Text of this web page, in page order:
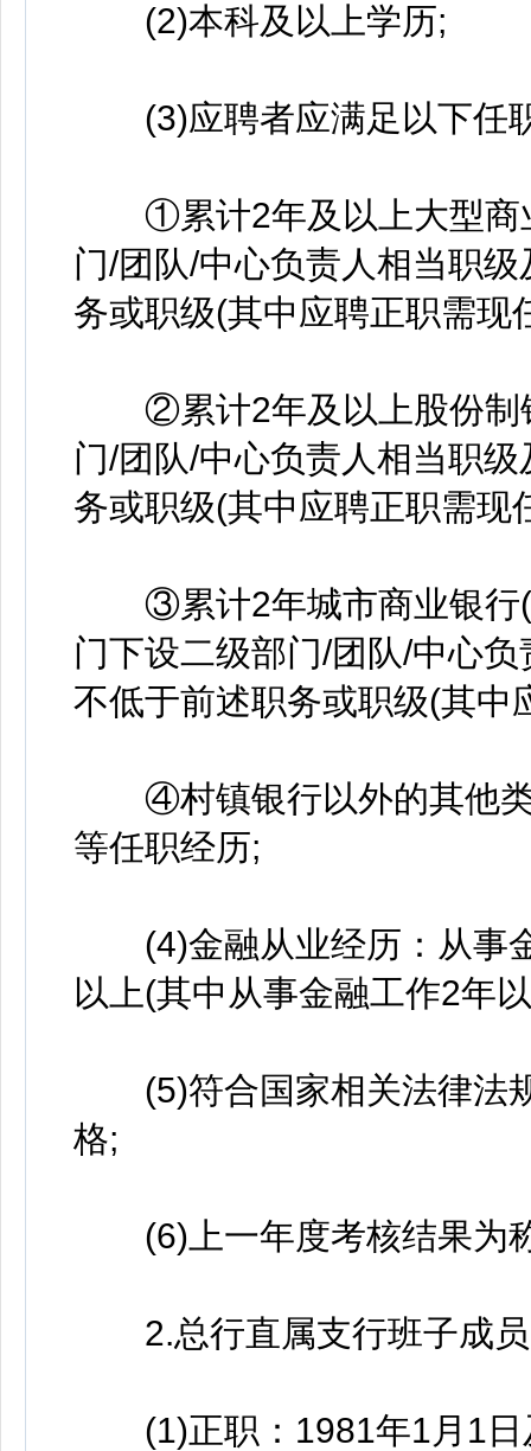
(2)本科及以上学历;
(3)应聘者应满足以下任
①累计2年及以上大型商
门/团队/中心负责人相当职
务或职级(其中应聘正职需现
②累计2年及以上股份制
门/团队/中心负责人相当职
务或职级(其中应聘正职需现
③累计2年城市商业银行(
门下设二级部门/团队/中心
不低于前述职务或职级(其中
④村镇银行以外的其他类
等任职经历;
(4)金融从业经历：从事
以上(其中从事金融工作2年
(5)符合国家相关法律法
格;
(6)上一年度考核结果为
2.总行直属支行班子成员
(1)正职：1981年1月1日